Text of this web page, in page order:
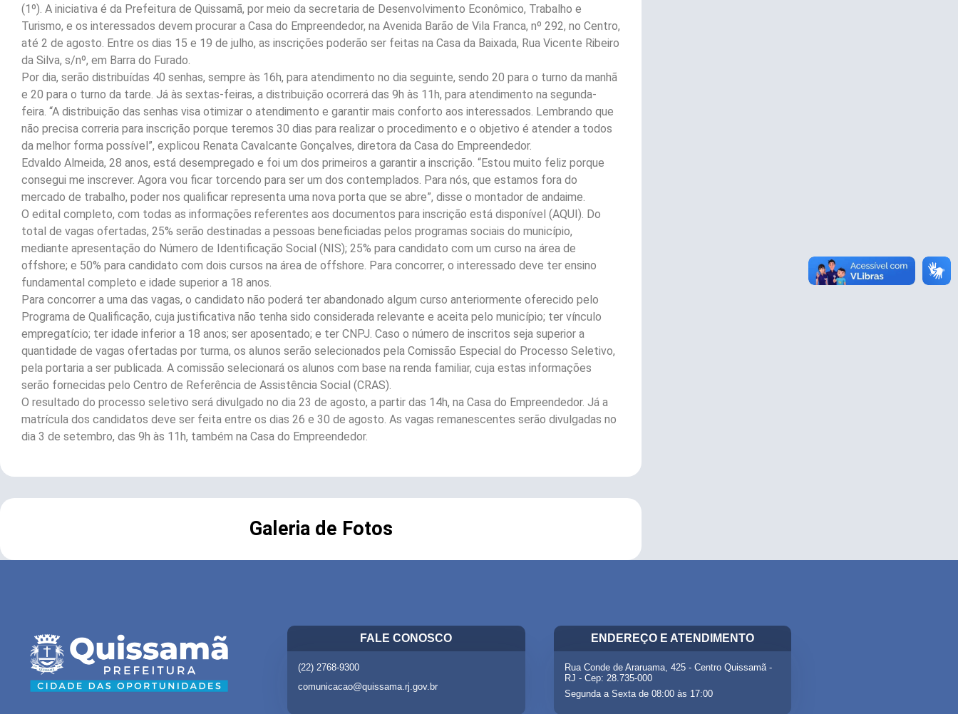
(1º). A iniciativa é da Prefeitura de Quissamã, por meio da secretaria de Desenvolvimento Econômico, Trabalho e
Turismo, e os interessados devem procurar a Casa do Empreendedor, na Avenida Barão de Vila Franca, nº 292, no Centro,
até 2 de agosto. Entre os dias 15 e 19 de julho, as inscrições poderão ser feitas na Casa da Baixada, Rua Vicente Ribeiro
da Silva, s/nº, em Barra do Furado.
Por dia, serão distribuídas 40 senhas, sempre às 16h, para atendimento no dia seguinte, sendo 20 para o turno da manhã
e 20 para o turno da tarde. Já às sextas-feiras, a distribuição ocorrerá das 9h às 11h, para atendimento na segunda-
feira. “A distribuição das senhas visa otimizar o atendimento e garantir mais conforto aos interessados. Lembrando que
não precisa correria para inscrição porque teremos 30 dias para realizar o procedimento e o objetivo é atender a todos
da melhor forma possível”, explicou Renata Cavalcante Gonçalves, diretora da Casa do Empreendedor.
Edvaldo Almeida, 28 anos, está desempregado e foi um dos primeiros a garantir a inscrição. “Estou muito feliz porque
consegui me inscrever. Agora vou ficar torcendo para ser um dos contemplados. Para nós, que estamos fora do
mercado de trabalho, poder nos qualificar representa uma nova porta que se abre”, disse o montador de andaime.
O edital completo, com todas as informações referentes aos documentos para inscrição está disponível (AQUI). Do
total de vagas ofertadas, 25% serão destinadas a pessoas beneficiadas pelos programas sociais do município,
mediante apresentação do Número de Identificação Social (NIS); 25% para candidato com um curso na área de
offshore; e 50% para candidato com dois cursos na área de offshore. Para concorrer, o interessado deve ter ensino
fundamental completo e idade superior a 18 anos.
Para concorrer a uma das vagas, o candidato não poderá ter abandonado algum curso anteriormente oferecido pelo
Programa de Qualificação, cuja justificativa não tenha sido considerada relevante e aceita pelo município; ter vínculo
empregatício; ter idade inferior a 18 anos; ser aposentado; e ter CNPJ. Caso o número de inscritos seja superior a
quantidade de vagas ofertadas por turma, os alunos serão selecionados pela Comissão Especial do Processo Seletivo,
pela portaria a ser publicada. A comissão selecionará os alunos com base na renda familiar, cuja estas informações
serão fornecidas pelo Centro de Referência de Assistência Social (CRAS).
O resultado do processo seletivo será divulgado no dia 23 de agosto, a partir das 14h, na Casa do Empreendedor. Já a
matrícula dos candidatos deve ser feita entre os dias 26 e 30 de agosto. As vagas remanescentes serão divulgadas no
dia 3 de setembro, das 9h às 11h, também na Casa do Empreendedor.
Galeria de Fotos
FALE CONOSCO
(22) 2768-9300
comunicacao@quissama.rj.gov.br
ENDEREÇO E ATENDIMENTO
Rua Conde de Araruama, 425 - Centro Quissamã -
RJ - Cep: 28.735-000
Segunda a Sexta de 08:00 às 17:00